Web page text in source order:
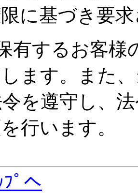
限に基づき要
有するお客様
ます。また
を遵守し、
行います。
ﾟへ